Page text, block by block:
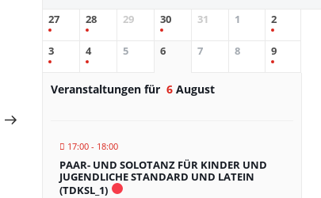
27 28 29 30 31 1 2
3 4 5 6 7 8 9
Veranstaltungen für 6 August
17:00 - 18:00
PAAR- UND SOLOTANZ FÜR KINDER UND
JUGENDLICHE STANDARD UND LATEIN
(TDKSL_1)